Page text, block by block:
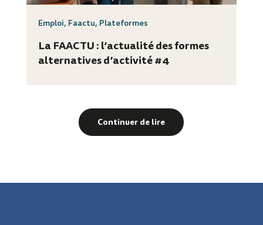
La FAACTU : l’actualité des formes
alternatives d’activité #4
Emploi, Faactu, Plateformes
Continuer de lire